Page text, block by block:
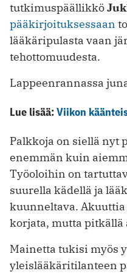
tutkimuspäällikkö
pääkirjoituksessaan
lääkäripulasta vaan
tehottomuudesta.
Lappeenrannassa
Lue lisää:Viikon
Palkkoja on siellä nyt
enemmän kuin
Työoloihin on
suurella kädellä ja
kuunneltava.
korjata, mutta pitkällä
Mainetta tukisi myös
yleislääkäritilanteen